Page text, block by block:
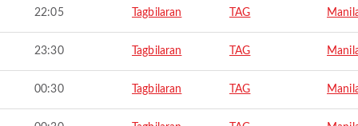
22:05 Tagbilaran TAG
23:30 Tagbilaran TAG
00:30 Tagbilaran TAG